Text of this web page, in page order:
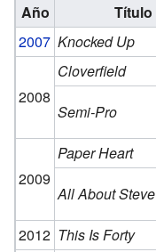
Año Título
2007 Knocked Up
2008
Cloverfield
Semi-Pro
2009
Paper Heart
All About Steve
2012 This Is Forty